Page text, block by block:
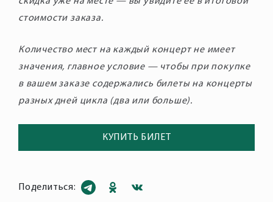
стоимости заказа.
Количество мест на каждый концерт не имеет
значения, главное условие — чтобы при покупке
в вашем заказе содержались билеты на концерты
разных дней цикла (два или больше).
КУПИТЬ БИЛЕТ
Поделиться: